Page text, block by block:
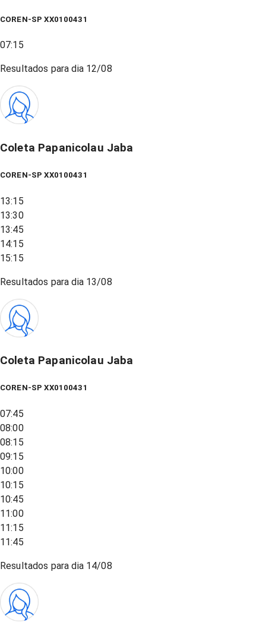
COREN-SP XX0100431
07:15
Resultados para dia 12/08
Coleta Papanicolau Jaba
COREN-SP XX0100431
13:15
13:30
13:45
14:15
15:15
Resultados para dia 13/08
Coleta Papanicolau Jaba
COREN-SP XX0100431
07:45
08:00
08:15
09:15
10:00
10:15
10:45
11:00
11:15
11:45
Resultados para dia 14/08